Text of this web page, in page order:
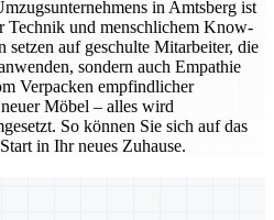
in Amtsberg ist
Technik und menschlichem Know-
setzen auf geschulte Mitarbeiter, die
sondern auch Empathie
Verpacken empfindlicher
Möbel – alles wird
So können Sie sich auf das
in Ihr neues Zuhause.